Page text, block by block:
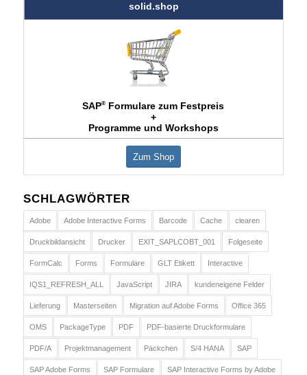
solid.shop
SAP® Formulare zum Festpreis
+
Programme und Workshops
Zum Shop
SCHLAGWÖRTER
Adobe Adobe Interactive Forms Barcode Cache clearen
Druckbildansicht Drucker EXIT_SAPLCOBT_001 Folgeseite
FormCalc Forms Formulare GLT Etikett Interactive
IQS1_REFRESH_ALL JavaScript JIRA kundeneigene Felder
Lieferung Masterseiten Migration auf Adobe Forms Office 365
OMS PackageType PDF PDF-basierte Druckformulare
PDF/A Projektmanagement Päckchen S/4 HANA SAP
SAP Adobe Forms SAP Formulare SAP Interactive Forms by Adobe